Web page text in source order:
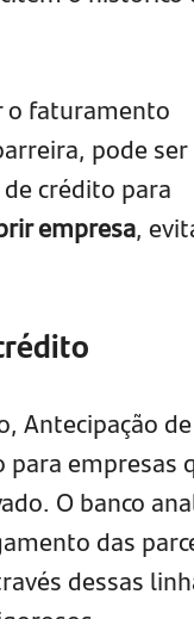
o faturamento
pode ser
crédito para
empresa,
Antecipação de
para empresas
O banco
das
dessas